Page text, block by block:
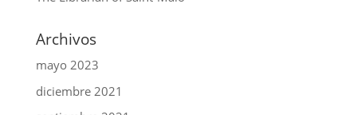
Archivos
mayo 2023
diciembre 2021